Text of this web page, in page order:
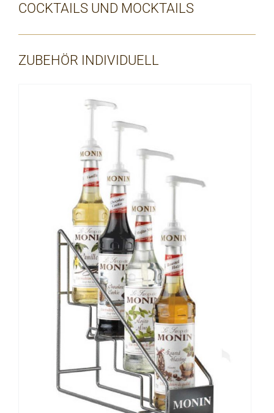
COCKTAILS UND MOCKTAILS
ZUBEHÖR INDIVIDUELL